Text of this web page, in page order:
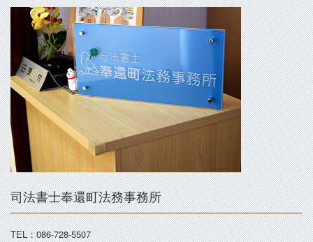
司法書士奉還町法務事務所
TEL：086-728-5507